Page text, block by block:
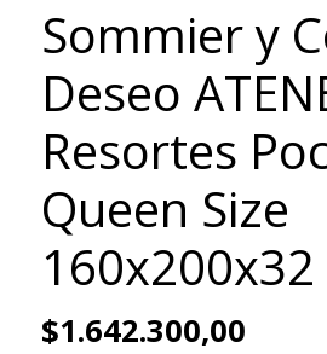
Sommier y
Deseo
Resortes
Queen Size
160x200x32
$1.642.300,00